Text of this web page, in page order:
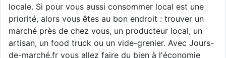
locale. Si pour vous aussi consommer local est une
priorité, alors vous êtes au bon endroit : trouver un
marché près de chez vous, un producteur local, un
artisan, un food truck ou un vide-grenier. Avec Jours-
de-marché.fr vous allez faire du bien à l'économie